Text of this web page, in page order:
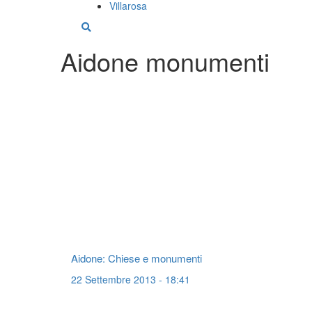
Villarosa
Aidone monumenti
Aidone: Chiese e monumenti
22 Settembre 2013 - 18:41